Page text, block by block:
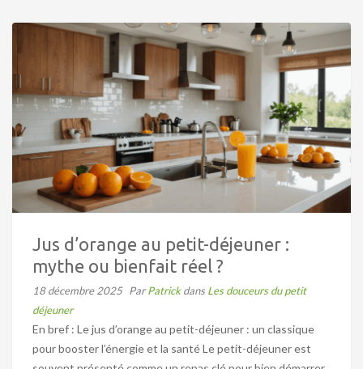
Jus d’orange au petit-déjeuner :
mythe ou bienfait réel ?
18 décembre 2025 ParPatrickdans Les douceurs du petit
déjeuner
En bref : Le jus d’orange au petit-déjeuner : un classique
pour booster l’énergie et la santé Le petit-déjeuner est